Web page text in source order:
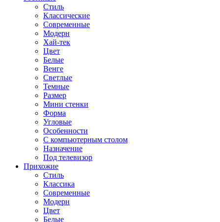
Стиль
Классические
Современные
Модерн
Хай-тек
Цвет
Белые
Венге
Светлые
Темные
Размер
Мини стенки
Форма
Угловые
Особенности
С компьютерным столом
Назначение
Под телевизор
Прихожие
Стиль
Классика
Современные
Модерн
Цвет
Белые